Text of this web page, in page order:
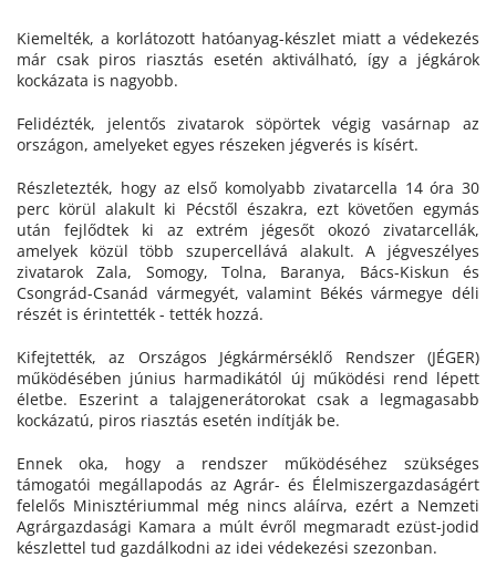
Kiemelték, a korlátozott hatóanyag-készlet miatt a védekezés
már csak piros riasztás esetén aktiválható, így a jégkárok
kockázata is nagyobb.
Felidézték, jelentős zivatarok söpörtek végig vasárnap az
országon, amelyeket egyes részeken jégverés is kísért.
Részletezték, hogy az első komolyabb zivatarcella 14 óra 30
perc körül alakult ki Pécstől északra, ezt követően egymás
után fejlődtek ki az extrém jégesőt okozó zivatarcellák,
amelyek közül több szupercellává alakult. A jégveszélyes
zivatarok Zala, Somogy, Tolna, Baranya, Bács-Kiskun és
Csongrád-Csanád vármegyét, valamint Békés vármegye déli
részét is érintették - tették hozzá.
Kifejtették, az Országos Jégkármérséklő Rendszer (JÉGER)
működésében június harmadikától új működési rend lépett
életbe. Eszerint a talajgenerátorokat csak a legmagasabb
kockázatú, piros riasztás esetén indítják be.
Ennek oka, hogy a rendszer működéséhez szükséges
támogatói megállapodás az Agrár- és Élelmiszergazdaságért
felelős Minisztériummal még nincs aláírva, ezért a Nemzeti
Agrárgazdasági Kamara a múlt évről megmaradt ezüst-jodid
készlettel tud gazdálkodni az idei védekezési szezonban.